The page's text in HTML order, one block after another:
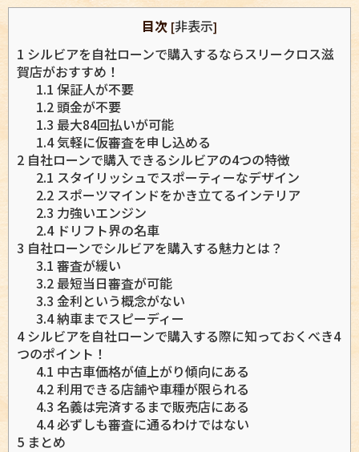
目次 [非表示]
1 シルビアを自社ローンで購入するならスリークロス滋
賀店がおすすめ！
1.1 保証人が不要
1.2頭金が不要
1.3 最大84回払いが可能
1.4気軽に仮審査を申し込める
2 自社ローンで購入できるシルビアの4つの特徴
2.1 スタイリッシュでスポーティーなデザイン
2.2 スポーツマインドをかき立てるインテリア
2.3 力強いエンジン
2.4ドリフト界の名車
3 自社ローンでシルビアを購入する魅力とは？
3.1 審査が緩い
3.2最短当日審査が可能
3.3 金利という概念がない
3.4納車までスピーディー
4シルビアを自社ローンで購入する際に知っておくべき4
つのポイント！
4.1 中古車価格が値上がり傾向にある
4.2利用できる店舗や車種が限られる
4.3 名義は完済するまで販売店にある
4.4必ずしも審査に通るわけではない
5 まとめ